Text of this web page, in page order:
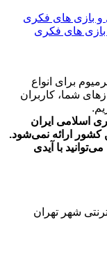
تومان699,000
برای انواع
شما، کاربران
اسلامی ایران
ارائه نمی‌شود.
با آیدی
شهر تهران